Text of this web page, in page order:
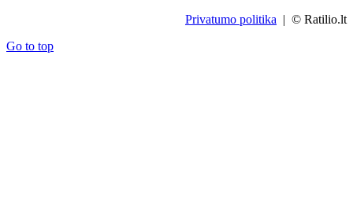
Privatumo politika | © Ratilio.lt
Go to top